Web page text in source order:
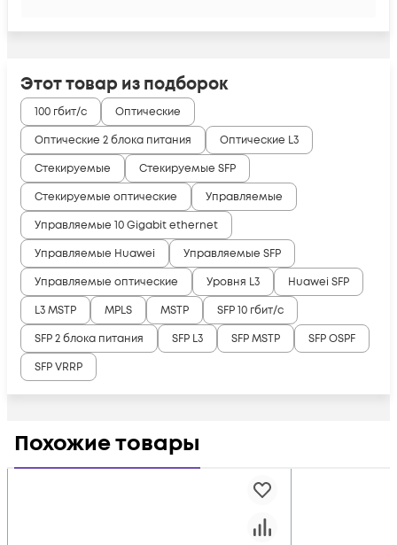
Этот товар из подборок
100 гбит/с
Оптические
Оптические 2 блока питания
Оптические L3
Стекируемые
Стекируемые SFP
Стекируемые оптические
Управляемые
Управляемые 10 Gigabit ethernet
Управляемые Huawei
Управляемые SFP
Управляемые оптические
Уровня L3
Huawei SFP
L3 MSTP
MPLS MSTP
SFP 10 гбит/с
SFP 2 блока питания
SFP L3 SFP MSTP
SFP OSPF
SFP VRRP
Похожие товары